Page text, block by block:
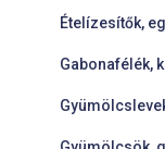
Ételízesítők,
Gabonafélék,